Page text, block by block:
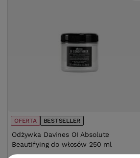
OFERTA BESTSELLER
Odżywka Davines OI Absolute
Beautifying do włosów 250 ml